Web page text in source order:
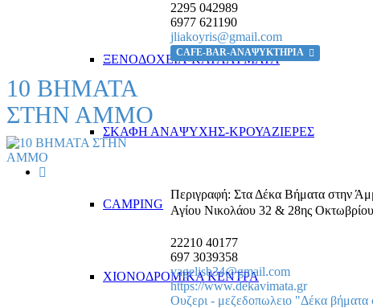
ΞΕΝΟΔΟΧΕΙΑ-ΚΑΤΑΛΥΜΑΤΑ
ΣΚΑΦΗ ΑΝΑΨΥΧΗΣ-ΚΡΟΥΑΖΙΕΡΕΣ
CAMPING
ΧΙΟΝΟΔΡΟΜΙΚΑ ΚΕΝΤΡΑ
2295 042989
6977 621190
jliakoyris@gmail.com
CAFE-BAR-ΑΝΑΨΥΚΤΗΡΙΑ
10 BΗΜΑΤΑ
ΣΤΗΝ ΑΜΜΟ
Περιγραφή: Στα Δέκα Βήματα στην
Αγίου Νικολάου 32 & 28ης Οκτωβρίου
22210 40177
697 3039358
vagelisb34@gmail.com
https://www.dekavimata.gr
Ουζερι - μεζεδοπωλειο "Δέκα βήματα